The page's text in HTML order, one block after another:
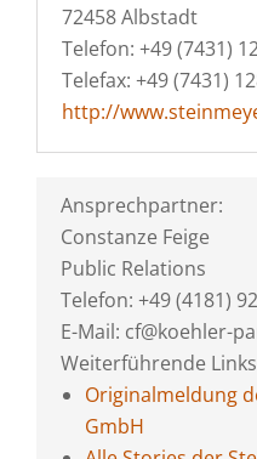
72458 Albstadt
Telefon: +49 (7431)
Telefax: +49 (7431)
http://
Ansprechpartner:
Constanze Feige
Public Relations
Telefon: +49 (4181)
E-Mail: cf@koehler-
Weiterführende Links
Originalmeldung
GmbH